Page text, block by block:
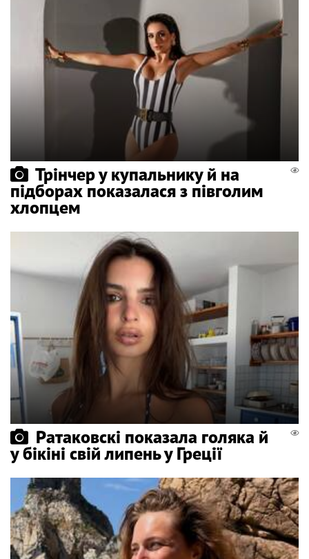
Трінчер у купальнику й на
підборах показалася з півголим
хлопцем
Ратаковскі показала голяка й
у бікіні свій липень у Греції